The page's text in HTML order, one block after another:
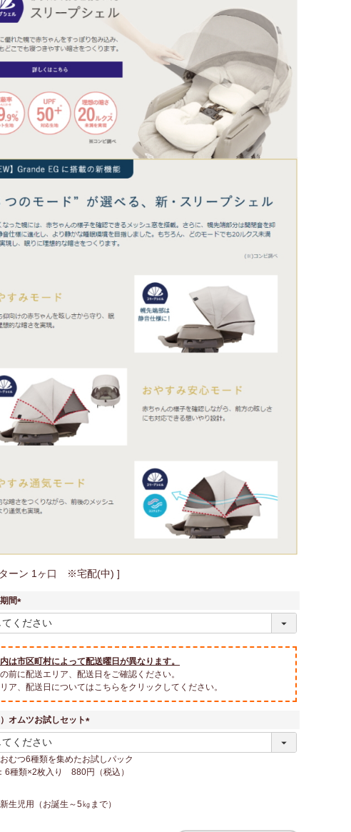
ーン 1ヶ口 ※宅配(中)
間
(
必
は市区町村によって配送曜日が異なります。
前に配送エリア、配送日をご確認ください。
ア、配送日についてはこちらをクリックしてください。
）オムツお試しセット
(
須
)
むつ6種類を集めたお試しパック
6種類×2枚入り 880円（税込）
生児用（お誕生～5㎏まで）